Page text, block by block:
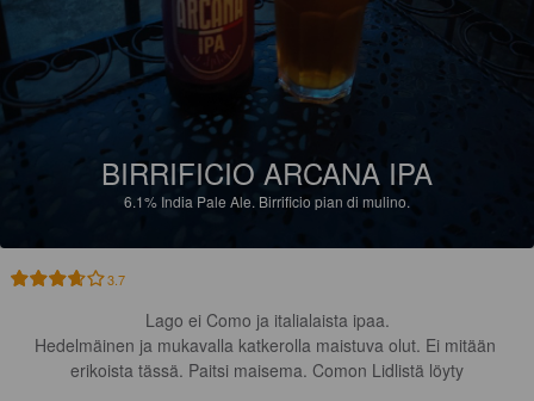
BIRRIFICIO ARCANA IPA
6.1% India Pale Ale. Birrificio pian di mulino.
3.7
Lago ei Como ja italialaista ipaa.
Hedelmäinen ja mukavalla katkerolla maistuva olut. Ei mitään
erikoista tässä. Paitsi maisema. Comon Lidlistä löyty